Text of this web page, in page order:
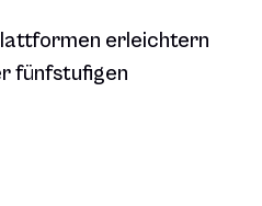
erleichtern
fünfstufigen